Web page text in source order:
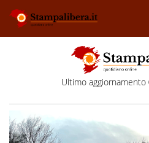
Ultimo aggiornamento